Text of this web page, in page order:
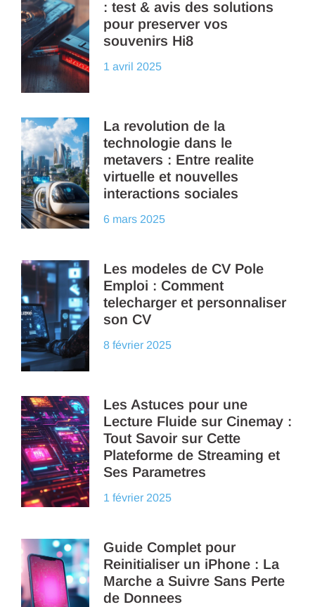
: test & avis des solutions
pour preserver vos
souvenirs Hi8
1 avril 2025
La revolution de la
technologie dans le
metavers : Entre realite
virtuelle et nouvelles
interactions sociales
6 mars 2025
Les modeles de CV Pole
Emploi : Comment
telecharger et personnaliser
son CV
8 février 2025
Les Astuces pour une
Lecture Fluide sur Cinemay :
Tout Savoir sur Cette
Plateforme de Streaming et
Ses Parametres
1 février 2025
Guide Complet pour
Reinitialiser un iPhone : La
Marche a Suivre Sans Perte
de Donnees